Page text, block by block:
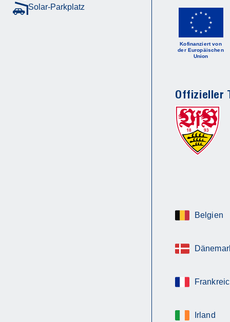
Solar-Parkplatz
Belgien
Irland
Kofinanziert von
der Europäischen
Union
Offizieller